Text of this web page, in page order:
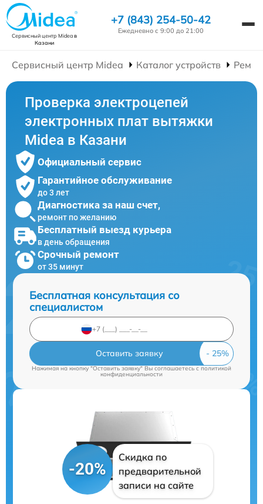
Сервисный центр Mideaв
Казани
+7 (843) 254-50-42
Ежедневно с 9:00 до 21:00
Сервисный центр Midea Каталог устройств
Проверка электроцепей
электронных плат вытяжки
Midea в Казани
Официальный сервис
Гарантийное обслуживание
до 3 лет
Диагностика за наш счет,
ремонт по желанию
Бесплатный выезд курьера
в день обращения
Срочный ремонт
от 35 минут
Бесплатная консультация со
специалистом
Оставить заявку
Нажимая на кнопку "Оставить заявку" Вы соглашаетесь cполитикой
конфиденциальности
-20%
Скидка по
предварительной
записи на сайте